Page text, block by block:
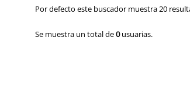
Por defecto este buscador muestra 20
Se muestra un total de0usuarias.